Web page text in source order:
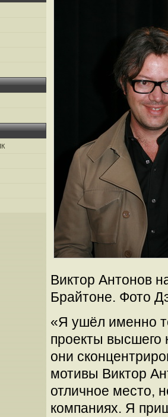
Виктор Антонов
Брайтоне. Фото
«Я ушёл именно
проекты высшего
они
мотивы Виктор
отличное место,
компаниях. Я